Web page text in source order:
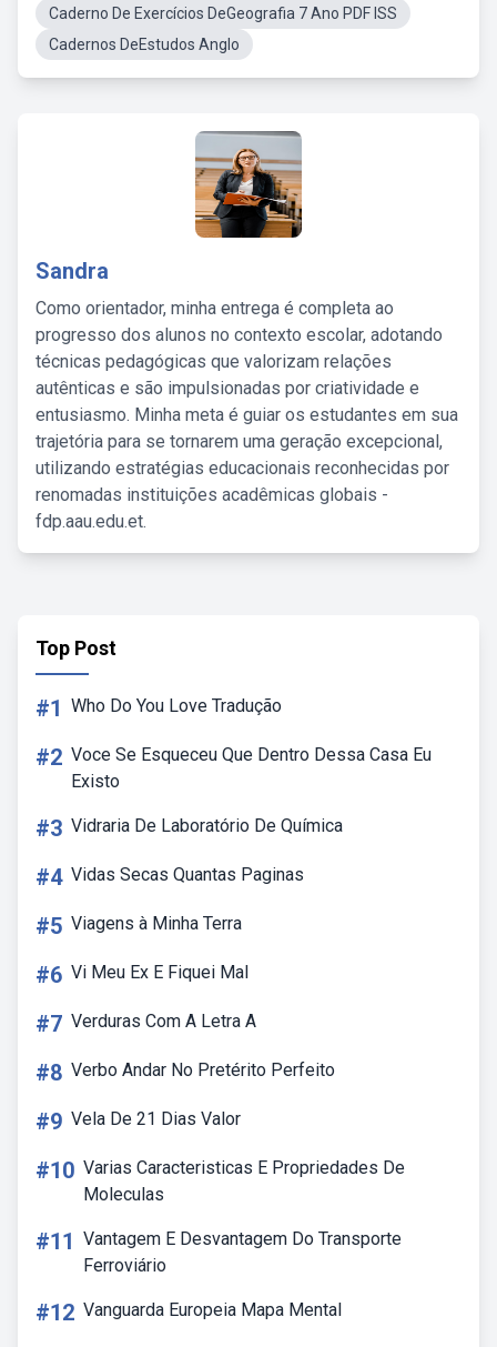
Caderno De Exercícios DeGeografia 7 Ano PDF ISS
Cadernos DeEstudos Anglo
Sandra
Como orientador, minha entrega é completa ao
progresso dos alunos no contexto escolar, adotando
técnicas pedagógicas que valorizam relações
autênticas e são impulsionadas por criatividade e
entusiasmo. Minha meta é guiar os estudantes em sua
trajetória para se tornarem uma geração excepcional,
utilizando estratégias educacionais reconhecidas por
renomadas instituições acadêmicas globais -
fdp.aau.edu.et.
Top Post
#1 Who Do You Love Tradução
#2 Voce Se Esqueceu Que Dentro Dessa Casa Eu
Existo
#3 Vidraria De Laboratório De Química
#4 Vidas Secas Quantas Paginas
#5 Viagens à Minha Terra
#6 Vi Meu Ex E Fiquei Mal
#7 Verduras Com A Letra A
#8 Verbo Andar No Pretérito Perfeito
#9 Vela De 21 Dias Valor
#10 Varias Caracteristicas E Propriedades De
Moleculas
#11 Vantagem E Desvantagem Do Transporte
Ferroviário
#12 Vanguarda Europeia Mapa Mental